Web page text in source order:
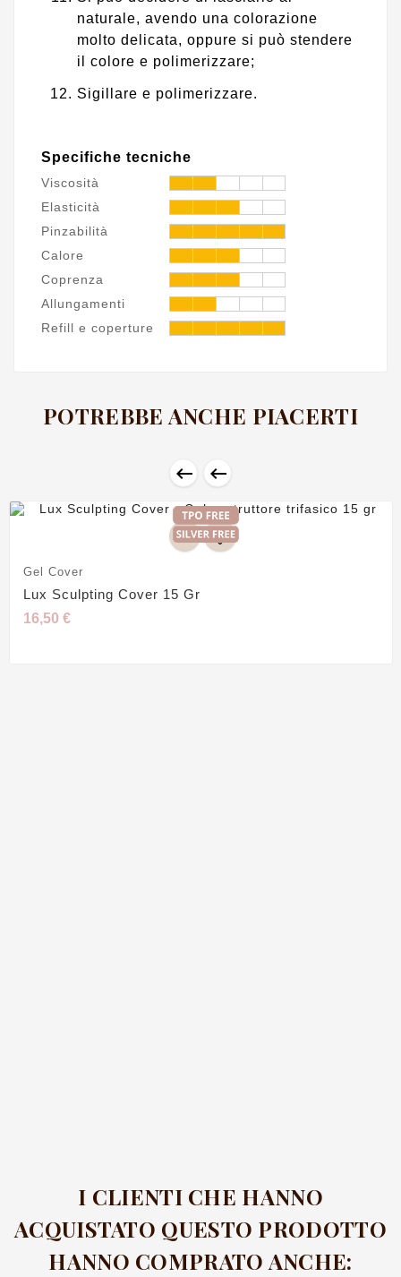
naturale, avendo una colorazione
molto delicata, oppure si può stendere
il colore e polimerizzare;
Sigillare e polimerizzare.
Specifiche tecniche
Viscosità
Elasticità
Pinzabilità
Calore
Coprenza
Allungamenti
Refill e coperture
POTREBBE ANCHE PIACERTI
 
Gel Cover
Lux Sculpting Cover 15 Gr
16,50 €
I CLIENTI CHE HANNO
ACQUISTATO QUESTO PRODOTTO
HANNO COMPRATO ANCHE: